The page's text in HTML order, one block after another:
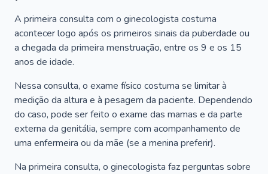
A primeira consulta com o ginecologista costuma
acontecer logo após os primeiros sinais da puberdade ou
a chegada da primeira menstruação, entre os 9 e os 15
anos de idade.
Nessa consulta, o exame físico costuma se limitar à
medição da altura e à pesagem da paciente. Dependendo
do caso, pode ser feito o exame das mamas e da parte
externa da genitália, sempre com acompanhamento de
uma enfermeira ou da mãe (se a menina preferir).
Na primeira consulta, o ginecologista faz perguntas sobre